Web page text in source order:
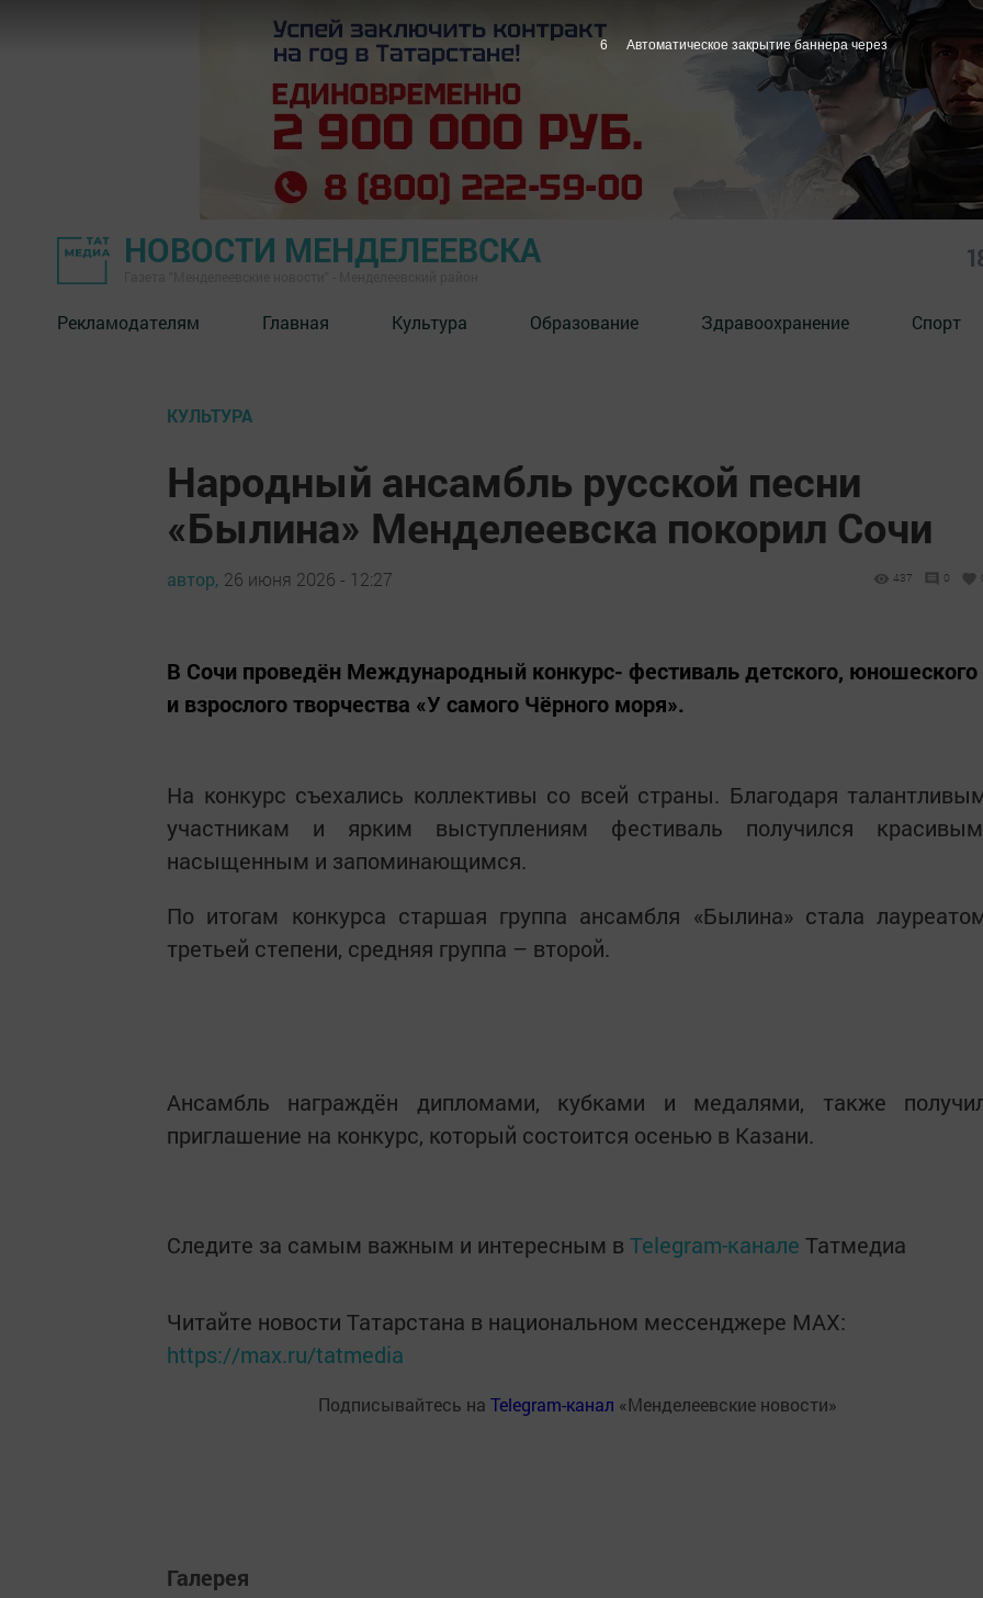
НОВОСТИ МЕНДЕЛЕЕВСКА
Рекламодателям Главная Культура Образование Здравоохранение Спорт
КУЛЬТУРА
Народный ансамбль русской песни
«Былина» Менделеевска покорил Сочи
автор, 26 июня 2026 - 12:27 437 0
В Сочи проведён Международный конкурс- фестиваль детского, юношеского
и взрослого творчества «У самого Чёрного моря».
На конкурс съехались коллективы со всей страны. Благодаря
участникам и ярким выступлениям фестиваль получился
насыщенным и запоминающимся.
По итогам конкурса старшая группа ансамбля «Былина» стала
третьей степени, средняя группа – второй.
Ансамбль награждён дипломами, кубками и медалями, также
приглашение на конкурс, который состоится осенью в Казани.
Следите за самым важным и интересным в Telegram-канале Татмедиа
Читайте новости Татарстана в национальном мессенджере MАХ:
https://max.ru/tatmedia
Подписывайтесь на Telegram-канал «Менделеевские новости»
Галерея
5 Автоматическое закрытие баннера через